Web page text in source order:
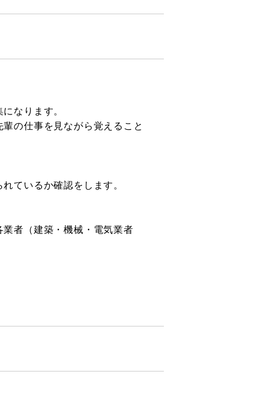
なります。
の仕事を見ながら覚えること
ているか確認をします。
者（建築・機械・電気業者